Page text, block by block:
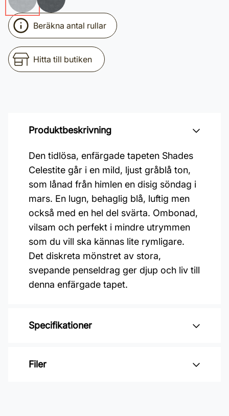
Beräkna antal rullar
Hitta till butiken
Produktbeskrivning
Den tidlösa, enfärgade tapeten Shades
Celestite går i en mild, ljust gråblå ton,
som lånad från himlen en disig söndag i
mars. En lugn, behaglig blå, luftig men
också med en hel del svärta. Ombonad,
vilsam och perfekt i mindre utrymmen
som du vill ska kännas lite rymligare.
Det diskreta mönstret av stora,
svepande penseldrag ger djup och liv till
denna enfärgade tapet.
Specifikationer
Varumärke: Boråstapeter
Filer